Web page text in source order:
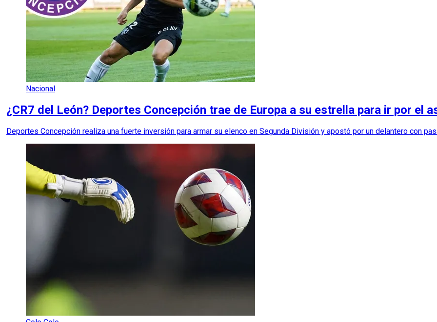
Nacional
¿CR7 del León? Deportes Concepción trae de Europa a su estrella para ir por el
Deportes Concepción realiza una fuerte inversión para armar su elenco en Segunda División y apostó por un delantero con